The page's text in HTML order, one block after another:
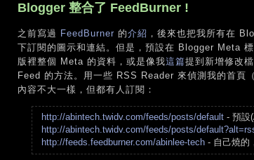
Blogger 整合了 FeedBurner !
之前寫過 FeedBurner 的介紹 ，後來也把我所有在
下訂閱的圖示和連結。但是，預設在 Blogger Meta
版裡整個 Meta 的資料，或是像我這篇提到新增修改
Feed 的方法。用一些 RSS Reader 來偵測我的首頁
內容不大一樣，但都有人訂閱：
http://abintech.twidv.com/feeds/posts/default - 預設
http://abintech.twidv.com/feeds/posts/
http://feeds.feedburner.com/abinlee-tech - 自己燒的